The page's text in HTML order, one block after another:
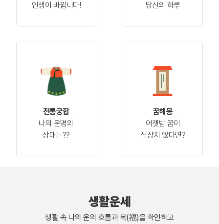
인생이 바뀝니다!
당신의 하루
전통궁합
나의 운명의
상대는??
꿈해몽
어젯밤 꿈이
심상치 않다면?
생활운세
생활 속 나의 운의 흐름과 복(福)을 확인하고